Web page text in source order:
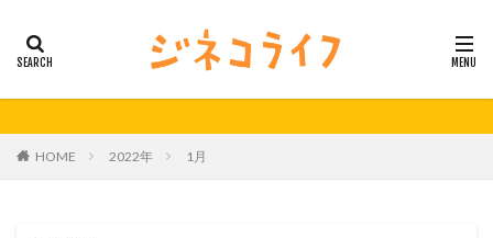
HOME 2022年 1月